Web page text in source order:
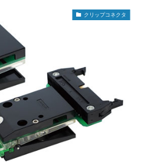
クリップコネクタ